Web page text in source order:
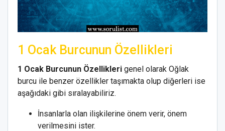
1 Ocak Burcunun Özellikleri
1 Ocak Burcunun Özellikleri genel olarak Oğlak
burcu ile benzer özellikler taşımakta olup diğerleri ise
aşağıdaki gibi sıralayabiliriz.
İnsanlarla olan ilişkilerine önem verir, önem
verilmesini ister.